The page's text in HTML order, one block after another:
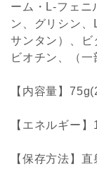
ーム・L-フェニ
ン、グリシン
サンタン）、ビ
ビオチン、（一
【内容量】
【エネルギー
【保存方法】